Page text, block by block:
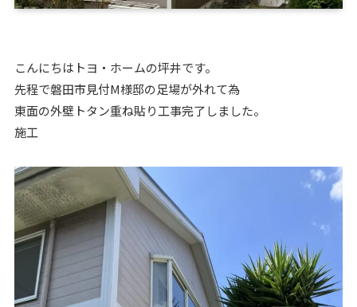
こんにちはトヨ・ホームの坪井です。
先程で磐田市見付M様邸の足場が外れて為
東面の外壁トタン重ね貼り工事完了しました。
施工